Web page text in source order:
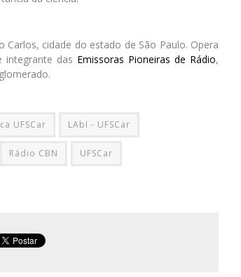
cidade do estado de São Paulo. Opera
integrante das Emissoras Pioneiras de Rádio,
UFSCar LAbI - UFSCar
Rádio CBN UFSCar